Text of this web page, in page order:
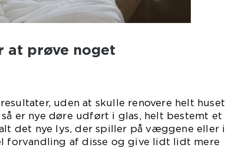
at prøve noget
uden at skulle renovere helt huset
er nye døre udført i glas, helt bestemt et
det nye lys, der spiller på væggene eller i
forvandling af disse og give lidt lidt mere